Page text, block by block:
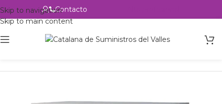
Skip to navigation
Skip to main content
Contacto